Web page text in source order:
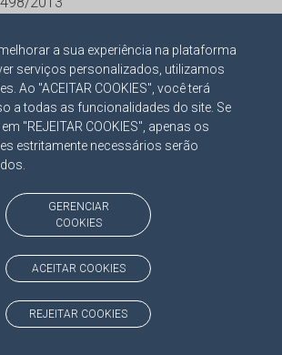
a sua experiência na plataforma
serviços personalizados, utilizamos
Ao "ACEITAR COOKIES", você terá
a todas as funcionalidades do site. Se
"REJEITAR COOKIES", apenas os
estritamente necessários serão
GERENCIAR
COOKIES
ACEITAR COOKIES
REJEITAR COOKIES
MUNICIPAL DE CAARAPÓ
MARIO VALERIO, TDR INFORMATICA
HÁ
OSMAR DOMINGUES JERONYMO
2013
ADMINISTRATIVO 2013
MUNICIPAL DE JATEI